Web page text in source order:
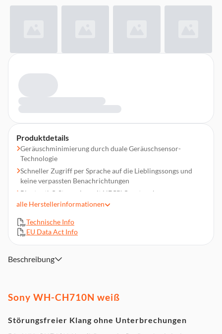
Produktdetails
Geräuschminimierung durch duale Geräuschsensor-
Technologie
Schneller Zugriff per Sprache auf die Lieblingssongs und
keine verpassten Benachrichtungen
Bluetooth® Streaming mit NFC™ One-touch
Dank 30-mm-Treibereinheit genießen Sie noch
Smartphone-Kompatibilität für Freisprechfunktion und
Nutzung der Sprachsteuerung
abhängig vom verwendeten Modus
werden
alle Herstellerinformationen
Technische Info
EU Data Act Info
Beschreibung
Sony WH-CH710N weiß
Störungsfreier Klang ohne Unterbrechungen